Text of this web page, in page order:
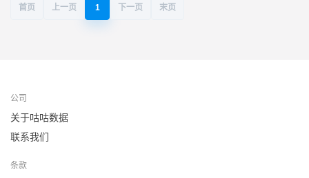
首页 上一页 1 下一页 末页
公司
关于咕咕数据
联系我们
条款